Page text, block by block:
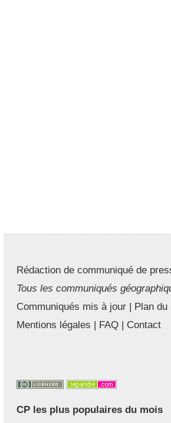
Rédaction de communiqué de
Tous les communiqués
Communiqués mis à jour | Plan du
Mentions légales | FAQ | Contact
CP les plus populaires du mois